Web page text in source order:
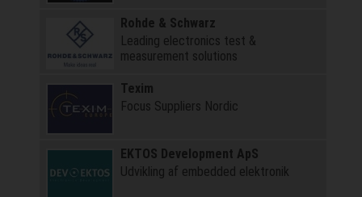
Rohde & Schwarz
Leading electronics test &
measurement solutions
Texim
Focus Suppliers Nordic
EKTOS Development ApS
Udvikling af embedded elektronik